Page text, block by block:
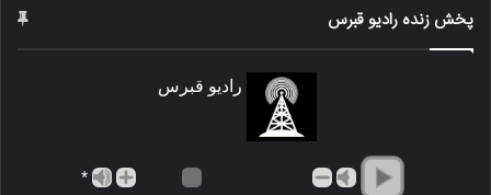
پخش زنده رادیو قبرس
رادیو قبرس
*